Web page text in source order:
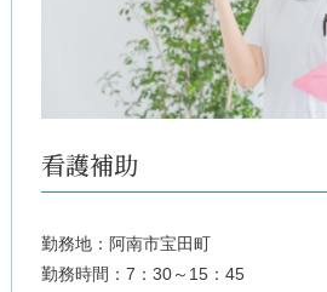
看護補助
勤務地：阿南市宝田町
勤務時間：7：30～15：45